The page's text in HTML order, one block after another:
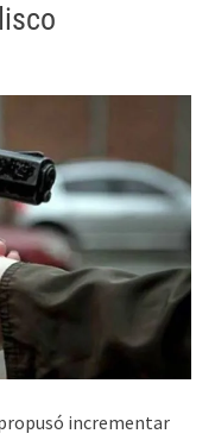
incrementar